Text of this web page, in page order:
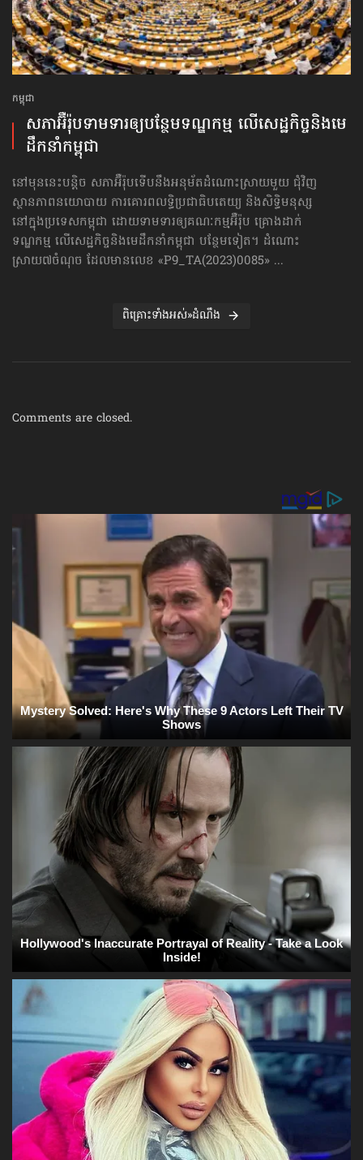
កម្ពុជា
សភាអ៊ឺរ៉ុបទាមទារ​ឲ្យបន្ថែម​ទណ្ឌកម្ម លើសេដ្ឋកិច្ច​និងមេ
ដឹកនាំកម្ពុជា
នៅមុននេះបន្តិច សភាអ៊ឺរ៉ុបទើបនឹងអនុម័តដំណោះស្រាយមួយ ជុំវិញ
ស្ថានភាពនយោបាយ ការគោរព​លទ្ធិ​ប្រជាធិបតេយ្យ និងសិទ្ធិមនុស្ស
នៅក្នុងប្រទេសកម្ពុជា ដោយទាមទារឲ្យគណៈកម្មអ៊ឺរ៉ុប គ្រោងដាក់​
ទណ្ឌកម្ម លើសេដ្ឋកិច្ច​និងមេដឹកនាំកម្ពុជា បន្ថែមទៀត។ ដំណោះ
ស្រាយ៧ចំណុច ដែលមានលេខ «P9_TA(2023)0085» ...
ពិគ្រោះទាំងអស់»ដំណឹង
Comments are closed.